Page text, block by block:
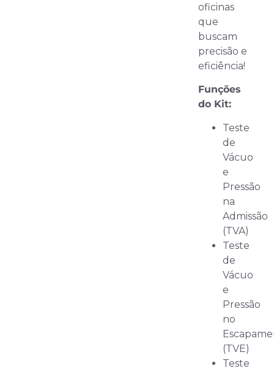
oficinas
que
buscam
precisão e
eficiência!
Funções
do Kit:
Teste
de
Vácuo
e
Pressão
na
Admissão
(TVA)
Teste
de
Vácuo
e
Pressão
no
(TVE)
Teste